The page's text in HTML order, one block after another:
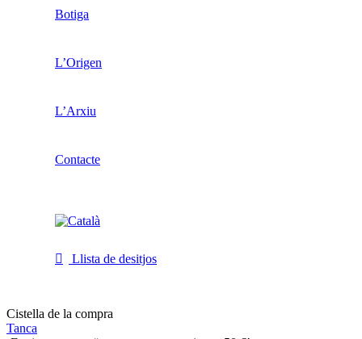
Botiga
L’Origen
L’Arxiu
Contacte
Llista de desitjos
Cistella de la compra
Tanca